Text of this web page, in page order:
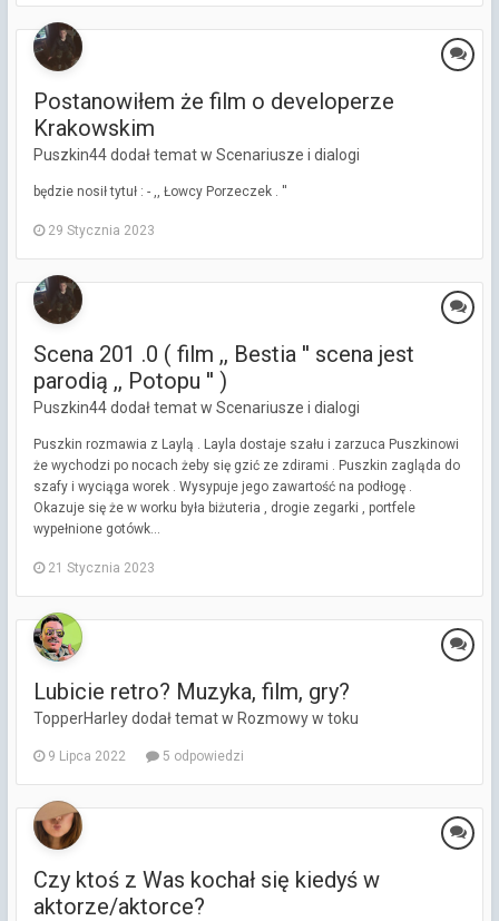
Postanowiłem że film o developerze
Krakowskim
Puszkin44 dodał temat w Scenariusze i dialogi
będzie nosił tytuł : - ,, Łowcy Porzeczek . ''
29 Stycznia 2023
Scena 201 .0 ( film ,, Bestia '' scena jest
parodią ,, Potopu '' )
Puszkin44 dodał temat w Scenariusze i dialogi
Puszkin rozmawia z Laylą . Layla dostaje szału i zarzuca Puszkinowi
że wychodzi po nocach żeby się gzić ze zdirami . Puszkin zagląda do
szafy i wyciąga worek . Wysypuje jego zawartość na podłogę .
Okazuje się że w worku była biżuteria , drogie zegarki , portfele
wypełnione gotówk...
21 Stycznia 2023
Lubicie retro? Muzyka, film, gry?
TopperHarley dodał temat w Rozmowy w toku
9 Lipca 2022 5 odpowiedzi
Czy ktoś z Was kochał się kiedyś w
aktorze/aktorce?